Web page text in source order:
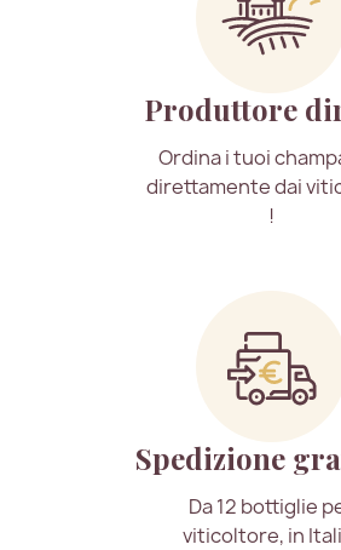
Produttore
Ordina i tuoi
direttamente dai
!
Spedizione
Da 12 bottiglie
viticoltore, in